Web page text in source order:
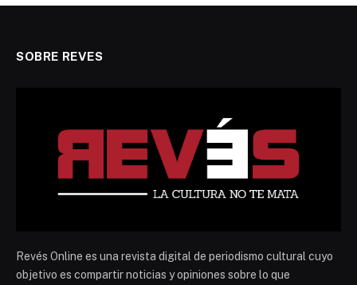
SOBRE REVES
Revés Online es una revista digital de periodismo cultural cuyo
objetivo es compartir noticias y opiniones sobre lo que